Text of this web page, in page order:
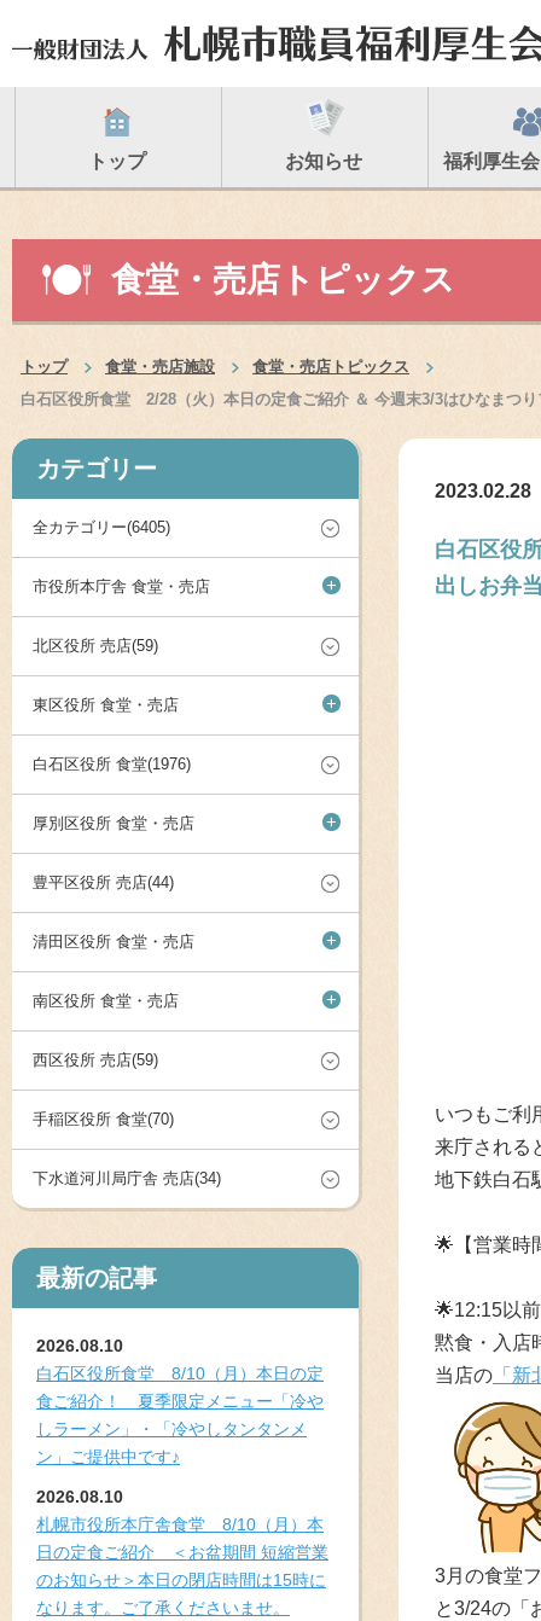
トップ お知らせ 福利厚生
食堂・売店トピックス
トップ 食堂・売店施設
食堂・売店トピックス
白石区役所食堂 2/28（火）本日の定食ご紹介 ＆ 今週末3/3はひなまつ
カテゴリー
全カテゴリー(6405)
市役所本庁舎 食堂・売店 +
北区役所 売店(59)
東区役所 食堂・売店 +
白石区役所 食堂(1976)
厚別区役所 食堂・売店 +
豊平区役所 売店(44)
清田区役所 食堂・売店 +
南区役所 食堂・売店 +
西区役所 売店(59)
手稲区役所 食堂(70)
下水道河川局庁舎 売店(34)
最新の記事
2026.08.10
白石区役所食堂 8/10（月）本日の定
食ご紹介！ 夏季限定メニュー「冷や
しラーメン」・「冷やしタンタンメ
ン」ご提供中です♪
2026.08.10
札幌市役所本庁舎食堂 8/10（月）本
日の定食ご紹介 ＜お盆期間 短縮営業
のお知らせ＞本日の閉店時間は15時に
なります。ご了承くださいませ。
2023.02.28
白石区役
出しお弁
いつもご利
来庁される
地下鉄白石
🌟 【営業
🌟12:15以
黙食・入店
当店の 「
3月の食堂
と3/24の